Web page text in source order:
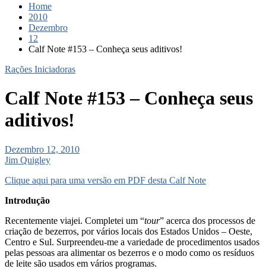
Home
2010
Dezembro
12
Calf Note #153 – Conheça seus aditivos!
Rações Iniciadoras
Calf Note #153 – Conheça seus
aditivos!
Dezembro 12, 2010
Jim Quigley
Clique aqui para uma versão em PDF desta Calf Note
Introdução
Recentemente viajei. Completei um “tour” acerca dos processos de
criação de bezerros, por vários locais dos Estados Unidos – Oeste,
Centro e Sul. Surpreendeu-me a variedade de procedimentos usados
pelas pessoas ara alimentar os bezerros e o modo como os resíduos
de leite são usados em vários programas.